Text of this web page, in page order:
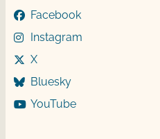
Facebook
Instagram
X
Bluesky
YouTube